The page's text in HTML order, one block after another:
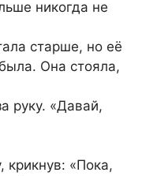
никогда не
старше, но её
Она стояла,
руку. «Давай,
«Пока,